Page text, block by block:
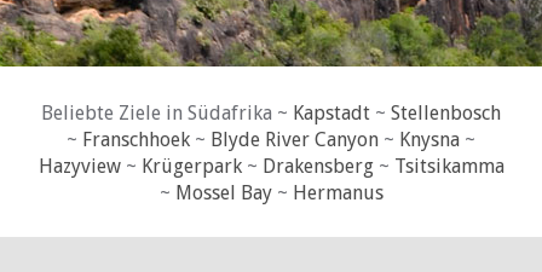
Beliebte Ziele in Südafrika ~ Kapstadt ~ Stellenbosch
~ Franschhoek ~ Blyde River Canyon ~ Knysna ~
Hazyview~ Krügerpark~ Drakensberg~ Tsitsikamma
~ Mossel Bay~ Hermanus